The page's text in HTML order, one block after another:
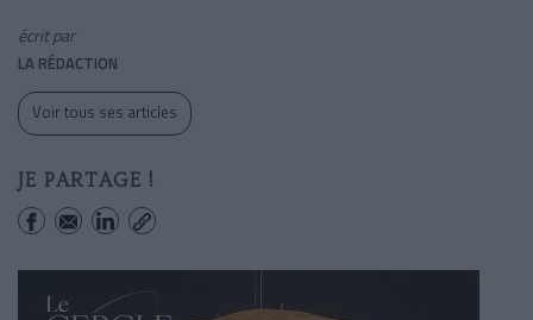
écrit par
LA RÉDACTION
Voir tous ses articles
JE PARTAGE !